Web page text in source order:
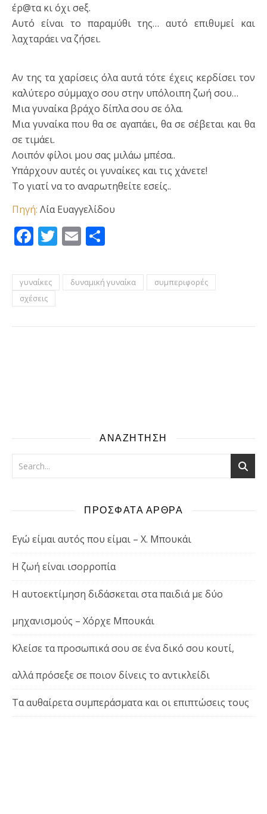
έρ@τα κι όχι σeξ.
Αυτό είναι το παραμύθι της… αυτό επιθυμεί και
λαχταράει να ζήσει.
Αν της τα χαρίσεις όλα αυτά τότε έχεις κερδίσει τον
καλύτερο σύμμαχο σου στην υπόλοιπη ζωή σου…
Μια γυναίκα βράχο δίπλα σου σε όλα.
Μια γυναίκα που θα σε αγαπάει, θα σε σέβεται και θα
σε τιμάει.
Λοιπόν φίλοι μου σας μιλάω μπέσα..
Υπάρχουν αυτές οι γυναίκες και τις χάνετε!
Το γιατί να το αναρωτηθείτε εσείς..
Πηγή: Λία Ευαγγελίδου
Facebook
Twitter
Email
γυναίκες δυναμική γυναίκα
συμπεριφορές
σχέσεις
ΑΝΑΖΗΤΗΣΗ
ΠΡΟΣΦΑΤΑ ΑΡΘΡΑ
Εγώ είμαι αυτός που είμαι – Χ. Μπουκάι
Η ζωή είναι ισορροπία
Η αυτοεκτίμηση διδάσκεται στα παιδιά με δύο
μηχανισμούς – Χόρχε Μπουκάι
Κλείσε τα προσωπικά σου σε ένα δικό σου κουτί,
αλλά πρόσεξε σε ποιον δίνεις το αντικλείδι
Τα αυθαίρετα συμπεράσματα και οι επιπτώσεις τους